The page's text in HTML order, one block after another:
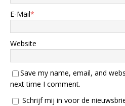
E-Mail*
Website
Save my name, email, and
next time I comment.
Schrijf mij in voor de